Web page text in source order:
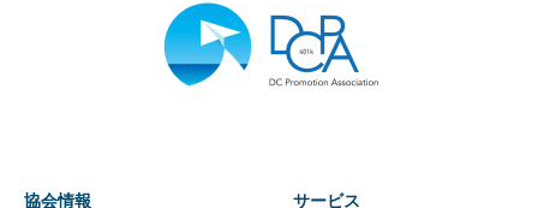
協会情報 サービス